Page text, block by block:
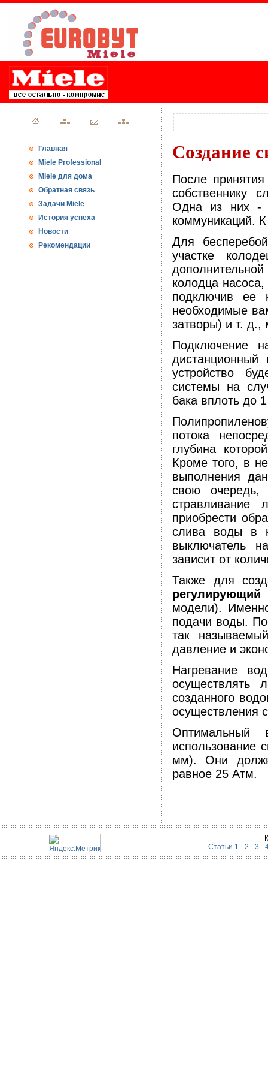
Главная
Miele Professional
Miele для дома
Обратная связь
Задачи Miele
История успеха
Новости
Рекомендации
Создание
После
собственнику
Одна из них -
коммуникаций.
Для
участке
дополнительной
колодца
подключив ее
необходимые
затворы) и т. д.,
Подключение
устройство
системы на
бака вплоть до
потока
глубина
Кроме того, в
выполнения
свою очередь,
стравливание
приобрести
слива воды в
выключатель
зависит от
Также для
модели).
подачи воды.
так
давление и
Нагревание
осуществлять
созданного
осуществления
Оптимальный
использование
мм). Они
равное 25 Атм.
Статьи 1 - 2 - 3 -